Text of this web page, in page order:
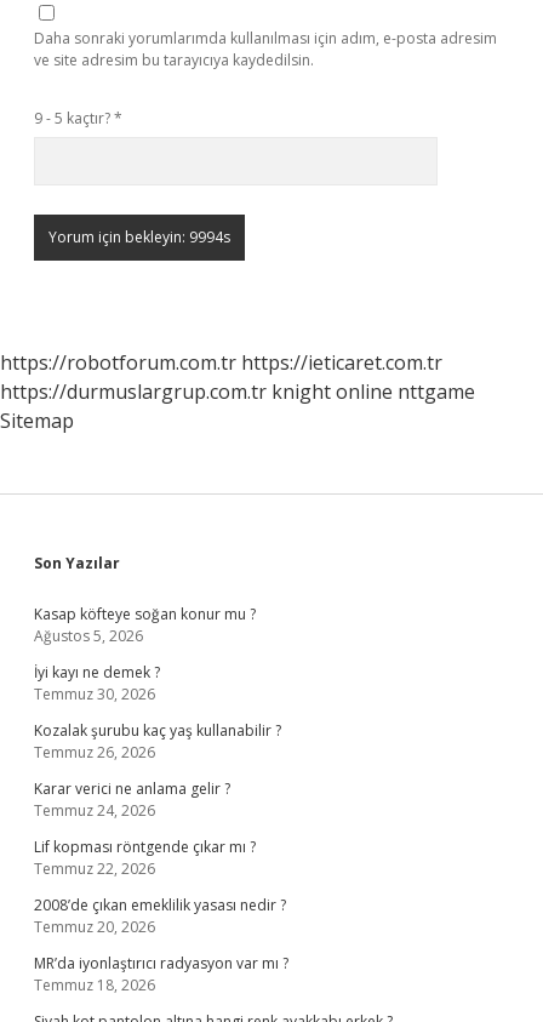
Daha sonraki yorumlarımda kullanılması için adım, e-posta adresim
ve site adresim bu tarayıcıya kaydedilsin.
9 - 5 kaçtır?*
https://robotforum.com.tr https://ieticaret.com.tr
https://durmuslargrup.com.tr knight online nttgame
Sitemap
Sidebar
Son Yazılar
Kasap köfteye soğan konur mu ?
Ağustos 5, 2026
İyi kayı ne demek ?
Temmuz 30, 2026
Kozalak şurubu kaç yaş kullanabilir ?
Temmuz 26, 2026
Karar verici ne anlama gelir ?
Temmuz 24, 2026
Lif kopması röntgende çıkar mı ?
Temmuz 22, 2026
2008’de çıkan emeklilik yasası nedir ?
Temmuz 20, 2026
MR’da iyonlaştırıcı radyasyon var mı ?
Temmuz 18, 2026